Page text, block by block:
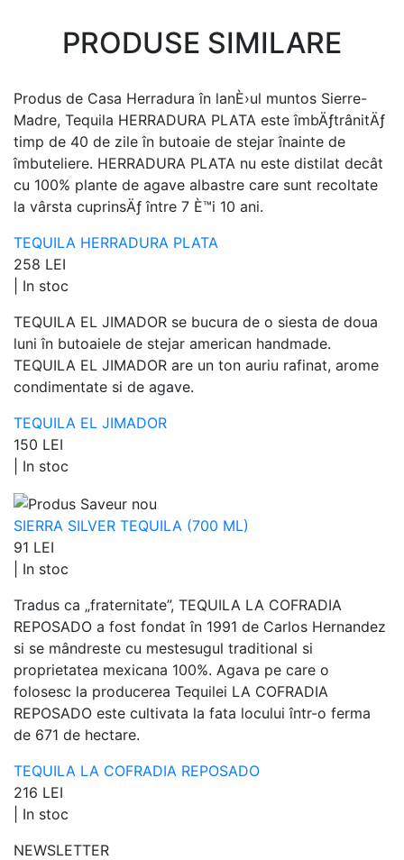
PRODUSE SIMILARE
Produs de Casa Herradura în lanÈ›ul muntos Sierre-
Madre, Tequila HERRADURA PLATA este îmbÄƒtrânitÄƒ
timp de 40 de zile în butoaie de stejar înainte de
îmbuteliere. HERRADURA PLATA nu este distilat decât
cu 100% plante de agave albastre care sunt recoltate
la vârsta cuprinsÄƒ între 7 È™i 10 ani.
TEQUILA HERRADURA PLATA
258 LEI
In stoc
TEQUILA EL JIMADOR se bucura de o siesta de doua
luni în butoaiele de stejar american handmade.
TEQUILA EL JIMADOR are un ton auriu rafinat, arome
condimentate si de agave.
TEQUILA EL JIMADOR
150 LEI
In stoc
SIERRA SILVER TEQUILA (700 ML)
91 LEI
In stoc
Tradus ca „fraternitate”, TEQUILA LA COFRADIA
REPOSADO a fost fondat în 1991 de Carlos Hernandez
si se mândreste cu mestesugul traditional si
proprietatea mexicana 100%. Agava pe care o
folosesc la producerea Tequilei LA COFRADIA
REPOSADO este cultivata la fata locului într-o ferma
de 671 de hectare.
TEQUILA LA COFRADIA REPOSADO
216 LEI
In stoc
NEWSLETTER